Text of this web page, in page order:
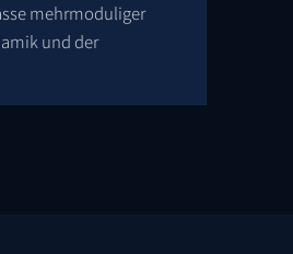
mehrmoduliger
und der